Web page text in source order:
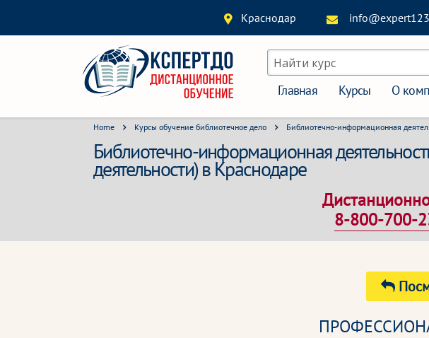
Краснодар
Найти курс
Главная Курсы О
Home Курсы обучение библиотечное дело Библиотечно-информационная
Библиотечно-информационная
деятельности) в Краснодаре
8-800-700-